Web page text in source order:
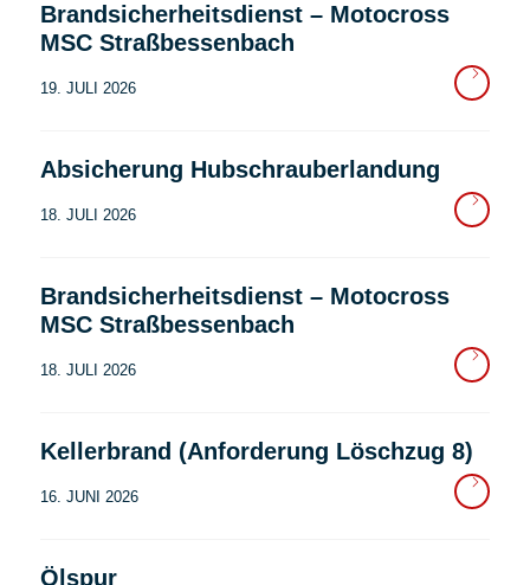
Brandsicherheitsdienst – Motocross
MSC Straßbessenbach
19. JULI 2026
Absicherung Hubschrauberlandung
18. JULI 2026
Brandsicherheitsdienst – Motocross
MSC Straßbessenbach
18. JULI 2026
Kellerbrand (Anforderung Löschzug 8)
16. JUNI 2026
Ölspur